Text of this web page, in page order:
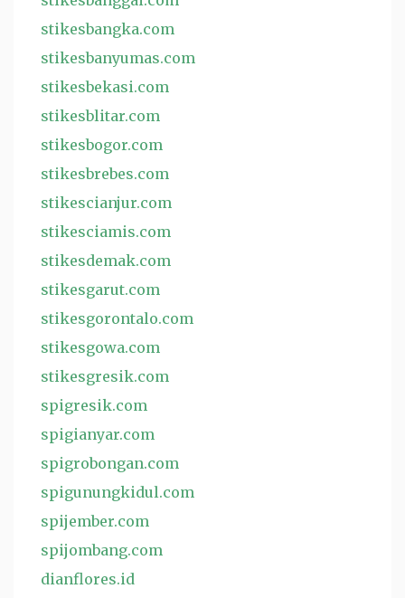
stikesbangka.com
stikesbanyumas.com
stikesbekasi.com
stikesblitar.com
stikesbogor.com
stikesbrebes.com
stikescianjur.com
stikesciamis.com
stikesdemak.com
stikesgarut.com
stikesgorontalo.com
stikesgowa.com
stikesgresik.com
spigresik.com
spigianyar.com
spigrobongan.com
spigunungkidul.com
spijember.com
spijombang.com
dianflores.id